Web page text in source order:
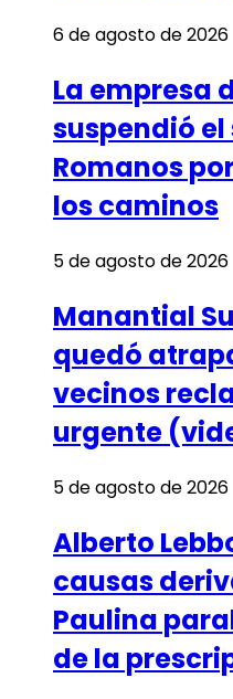
6 de agosto de 2026
La empresa
suspendió el
Romanos
los caminos
5 de agosto de 2026
Manantial
quedó
vecinos
urgente
5 de agosto de 2026
Alberto
causas
Paulina
de la